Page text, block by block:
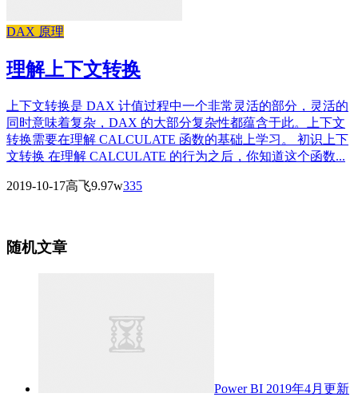
DAX 原理
理解上下文转换
上下文转换是 DAX 计值过程中一个非常灵活的部分，灵活的
同时意味着复杂，DAX 的大部分复杂性都蕴含于此。上下文
转换需要在理解 CALCULATE 函数的基础上学习。 初识上下
文转换 在理解 CALCULATE 的行为之后，你知道这个函数...
2019-10-17高飞9.97w335
随机文章
Power BI 2019年4月更新